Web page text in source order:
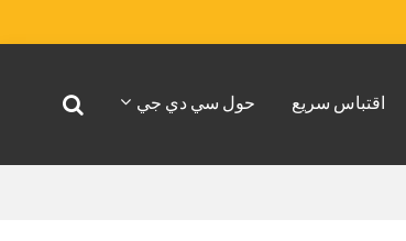
اقتباس سريع حول سي دي جي